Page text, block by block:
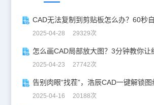
2025-04-28 29329次
2025-04-23 27742次
告别肉眼“找茬”，浩辰CAD一键解锁图
2025-04-16 20188次